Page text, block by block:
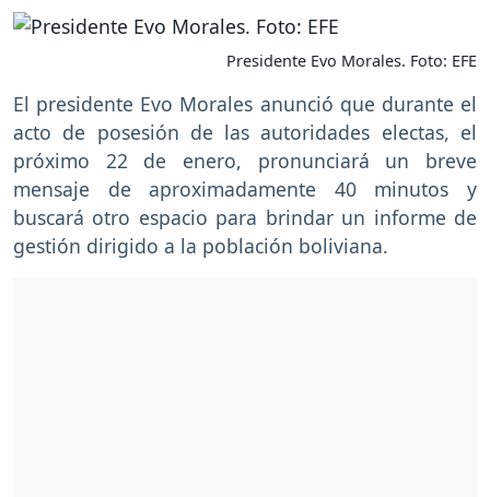
Presidente Evo Morales. Foto: EFE
El presidente Evo Morales anunció que durante el
acto de posesión de las autoridades electas, el
próximo 22 de enero, pronunciará un breve
mensaje de aproximadamente 40 minutos y
buscará otro espacio para brindar un informe de
gestión dirigido a la población boliviana.